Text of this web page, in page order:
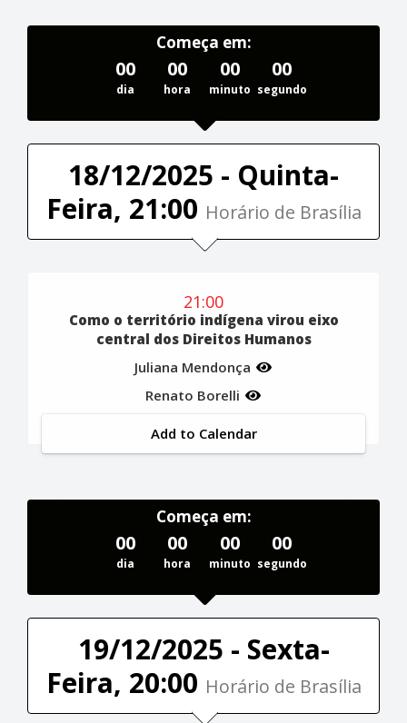
Começa em:
00
dia
00
hora
00
minuto
00
segundo
18/12/2025 - Quinta-
Feira, 21:00 Horário de Brasília
21:00
Como o território indígena virou eixo
central dos Direitos Humanos
Juliana Mendonça
Renato Borelli
Add to Calendar
Começa em:
00
dia
00
hora
00
minuto
00
segundo
19/12/2025 - Sexta-
Feira, 20:00 Horário de Brasília